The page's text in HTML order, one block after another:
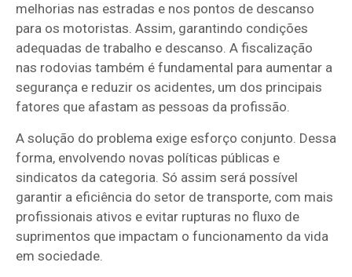
melhorias nas estradas e nos pontos de descanso
para os motoristas. Assim, garantindo condições
adequadas de trabalho e descanso. A fiscalização
nas rodovias também é fundamental para aumentar a
segurança e reduzir os acidentes, um dos principais
fatores que afastam as pessoas da profissão.
A solução do problema exige esforço conjunto. Dessa
forma, envolvendo novas políticas públicas e
sindicatos da categoria. Só assim será possível
garantir a eficiência do setor de transporte, com mais
profissionais ativos e evitar rupturas no fluxo de
suprimentos que impactam o funcionamento da vida
em sociedade.